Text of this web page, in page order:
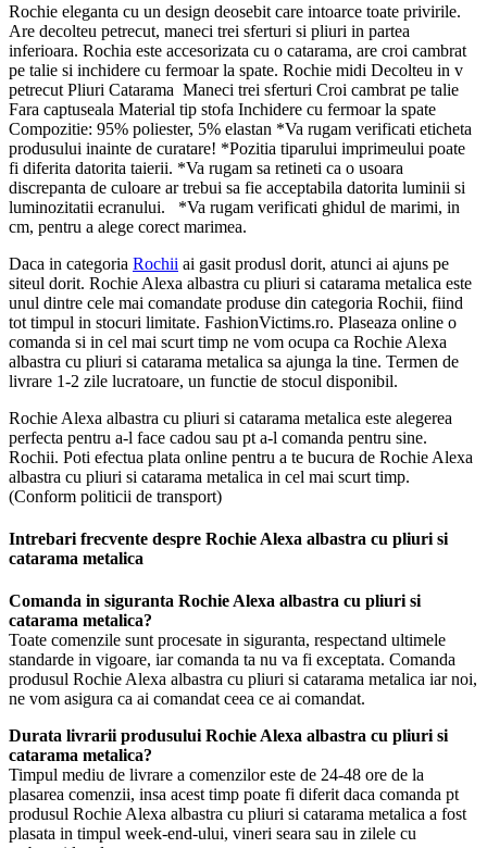
Rochie eleganta cu un design deosebit care intoarce toate privirile.
Are decolteu petrecut, maneci trei sferturi si pliuri in partea
inferioara. Rochia este accesorizata cu o catarama, are croi cambrat
pe talie si inchidere cu fermoar la spate. Rochie midi Decolteu in v
petrecut Pliuri Catarama Maneci trei sferturi Croi cambrat pe talie
Fara captuseala Material tip stofa Inchidere cu fermoar la spate
Compozitie: 95% poliester, 5% elastan *Va rugam verificati eticheta
produsului inainte de curatare! *Pozitia tiparului imprimeului poate
fi diferita datorita taierii. *Va rugam sa retineti ca o usoara
discrepanta de culoare ar trebui sa fie acceptabila datorita luminii si
luminozitatii ecranului. *Va rugam verificati ghidul de marimi, in
cm, pentru a alege corect marimea.
Daca in categoria Rochii ai gasit produsl dorit, atunci ai ajuns pe
siteul dorit. Rochie Alexa albastra cu pliuri si catarama metalica este
unul dintre cele mai comandate produse din categoria Rochii, fiind
tot timpul in stocuri limitate. FashionVictims.ro. Plaseaza online o
comanda si in cel mai scurt timp ne vom ocupa ca Rochie Alexa
albastra cu pliuri si catarama metalica sa ajunga la tine. Termen de
livrare 1-2 zile lucratoare, un functie de stocul disponibil.
Rochie Alexa albastra cu pliuri si catarama metalica este alegerea
perfecta pentru a-l face cadou sau pt a-l comanda pentru sine.
Rochii. Poti efectua plata online pentru a te bucura de Rochie Alexa
albastra cu pliuri si catarama metalica in cel mai scurt timp.
(Conform politicii de transport)
Intrebari frecvente despre Rochie Alexa albastra cu pliuri si
catarama metalica
Comanda in siguranta Rochie Alexa albastra cu pliuri si
catarama metalica?
Toate comenzile sunt procesate in siguranta, respectand ultimele
standarde in vigoare, iar comanda ta nu va fi exceptata. Comanda
produsul Rochie Alexa albastra cu pliuri si catarama metalica iar noi,
ne vom asigura ca ai comandat ceea ce ai comandat.
Durata livrarii produsului Rochie Alexa albastra cu pliuri si
catarama metalica?
Timpul mediu de livrare a comenzilor este de 24-48 ore de la
plasarea comenzii, insa acest timp poate fi diferit daca comanda pt
produsul Rochie Alexa albastra cu pliuri si catarama metalica a fost
plasata in timpul week-end-ului, vineri seara sau in zilele cu